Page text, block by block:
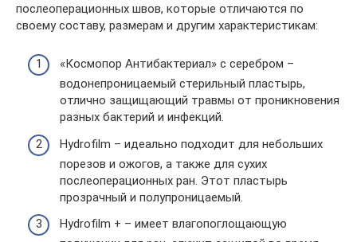
послеоперационных швов, которые отличаются по
своему составу, размерам и другим характеристикам:
«Космопор Антибактериал» с серебром –
водонепроницаемый стерильный пластырь,
отлично защищающий травмы от проникновения
разных бактерий и инфекций.
Hydrofilm – идеально подходит для небольших
порезов и ожогов, а также для сухих
послеоперационных ран. Этот пластырь
прозрачный и полупроницаемый.
Hydrofilm + – имеет влагопоглощающую